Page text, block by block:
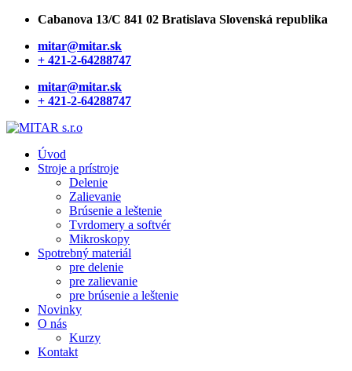
Cabanova 13/C 841 02 Bratislava Slovenská republika
mitar@mitar.sk
+ 421-2-64288747
mitar@mitar.sk
+ 421-2-64288747
Úvod
Stroje a prístroje
Delenie
Zalievanie
Brúsenie a leštenie
Tvrdomery a softvér
Mikroskopy
Spotrebný materiál
pre delenie
pre zalievanie
pre brúsenie a leštenie
Novinky
O nás
Kurzy
Kontakt